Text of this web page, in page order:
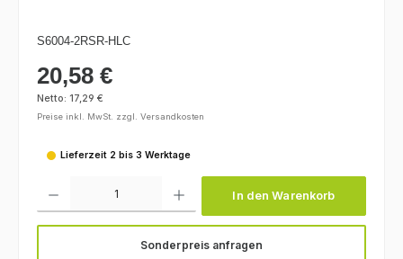
S6004-2RSR-HLC
Regulärer Preis:
20,58 €
Netto: 17,29 €
Preise inkl. MwSt. zzgl. Versandkosten
Lieferzeit 2 bis 3 Werktage
In den Warenkorb
Sonderpreis anfragen